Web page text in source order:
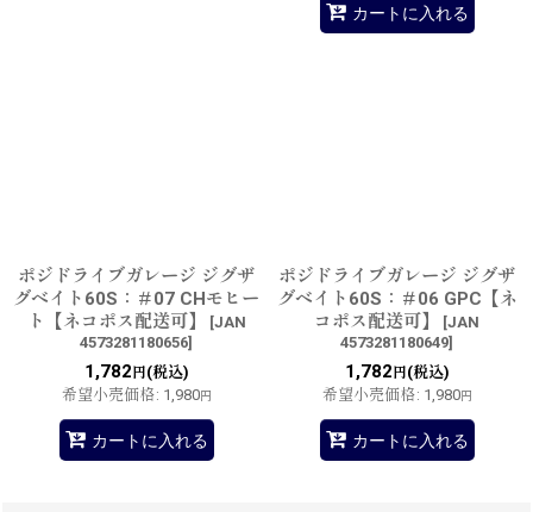
カートに入れる
ポジドライブガレージ ジグザ
グベイト60S：＃07 CHモヒー
ト【ネコポス配送可】
[JAN
4573281180656]
1,782 円(税込)
希望小売価格: 1,980円
カートに入れる
ポジドライブガレージ ジグザ
グベイト60S：＃06 GPC【ネ
コポス配送可】
[JAN
4573281180649]
1,782 円(税込)
希望小売価格: 1,980円
カートに入れる